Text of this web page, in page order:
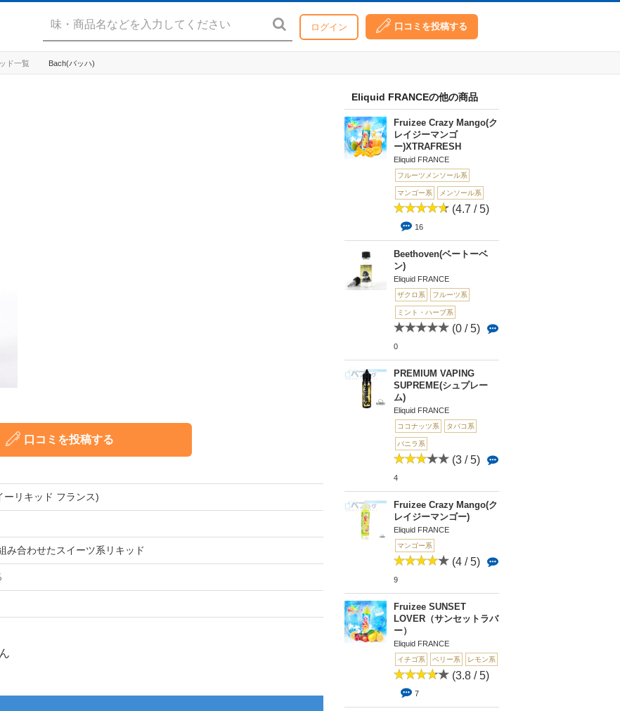
ログイン 口コミを投稿する
ド一覧 Bach(バッハ)
Eliquid FRANCEの他の商品
Fruizee Crazy Mango(ク
レイジーマンゴ
ー)XTRAFRESH
Eliquid FRANCE
フルーツメンソール系
マンゴー系 メンソール系
(4.7 / 5)
16
Beethoven(ベートーベ
ン)
Eliquid FRANCE
ザクロ系 フルーツ系
ミント・ハーブ系
(0 / 5)
0
PREMIUM VAPING
SUPREME(シュプレー
ム)
Eliquid FRANCE
ココナッツ系 タバコ系
バニラ系
(3 / 5)
4
Fruizee Crazy Mango(ク
レイジーマンゴー)
Eliquid FRANCE
マンゴー系
(4 / 5)
9
Fruizee SUNSET
LOVER（サンセットラバ
ー）
Eliquid FRANCE
イチゴ系 ベリー系 レモン系
(3.8 / 5)
7
口コミを投稿する
ーリキッド フランス)
み合わせたスイーツ系リキッド